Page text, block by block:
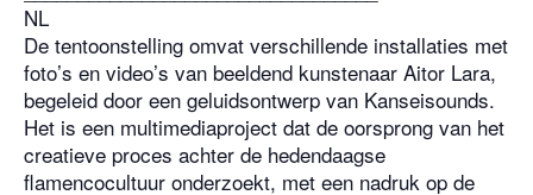
NL
De tentoonstelling omvat verschillende installaties met
foto’s en video’s van beeldend kunstenaar Aitor Lara,
begeleid door een geluidsontwerp van Kanseisounds.
Het is een multimediaproject dat de oorsprong van het
creatieve proces achter de hedendaagse
flamencocultuur onderzoekt, met een nadruk op de